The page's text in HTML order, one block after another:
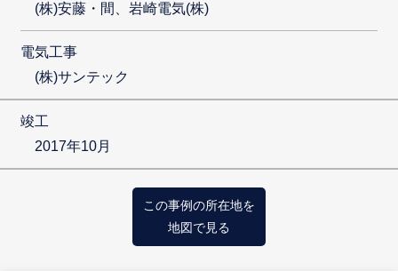
(株)安藤・間、岩崎電気(株)
電気工事
(株)サンテック
竣工
2017年10月
この事例の所在地を
地図で見る